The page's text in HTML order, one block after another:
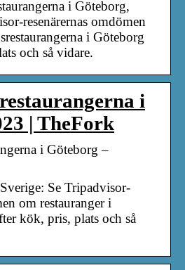
i Göteborg,
resenärernas omdömen
i Göteborg
och så vidare.
i
| TheFork
i Göteborg –
Se Tripadvisor-
om restauranger i
kök, pris, plats och så